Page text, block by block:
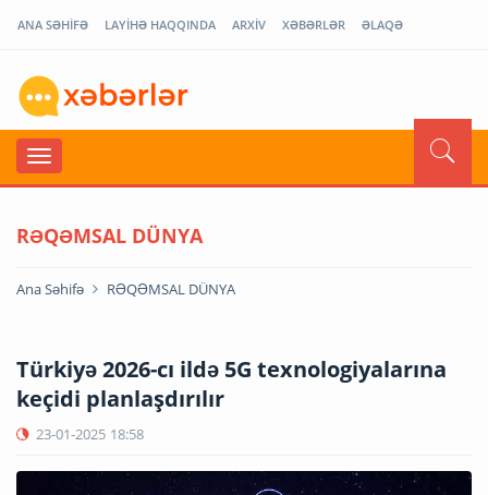
ANA SƏHİFƏ LAYİHƏ HAQQINDA ARXİV XƏBƏRLƏR ƏLAQƏ
RƏQƏMSAL DÜNYA
Ana Səhifə RƏQƏMSAL DÜNYA
Türkiyə 2026-cı ildə 5G texnologiyalarına
keçidi planlaşdırılır
23-01-2025 18:58